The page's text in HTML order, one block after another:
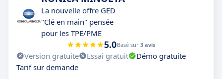
La nouvelle offre GED
"Clé en main" pensée
pour les TPE/PME
5.0Basé sur 3 avis
Version gratuite Essai gratuit
Démo gratuite
Tarif sur demande